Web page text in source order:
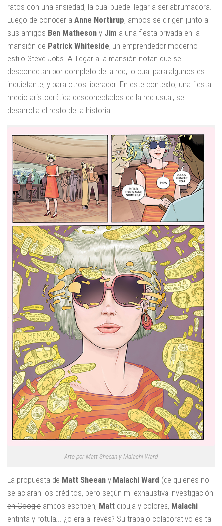
ratos con una ansiedad, la cual puede llegar a ser abrumadora.
Luego de conocer a Anne Northrup, ambos se dirigen junto a
sus amigos Ben Matheson y Jim a una fiesta privada en la
mansión de Patrick Whiteside, un emprendedor moderno
estilo Steve Jobs. Al llegar a la mansión notan que se
desconectan por completo de la red, lo cual para algunos es
inquietante, y para otros liberador. En este contexto, una fiesta
medio aristocrática desconectados de la red usual, se
desarrolla el resto de la historia.
Arte por Matt Sheean y Malachi Ward
La propuesta de Matt Sheean y Malachi Ward (de quienes no
se aclaran los créditos, pero según mi exhaustiva investigación
en Google ambos escriben, Matt dibuja y colorea, Malachi
entinta y rotula... ¿o era al revés? Su trabajo colaborativo es tal